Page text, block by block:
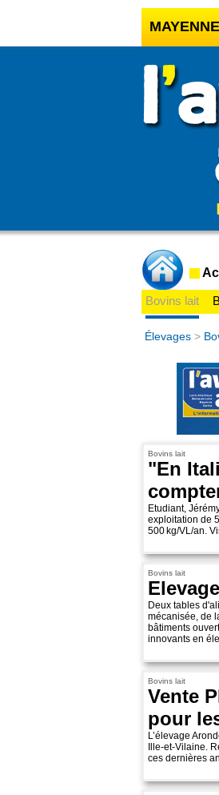
MAYENNE
CASINO
CASINO
CRYPTO
Bovins lait
Élevages >
Bovins lait
"En
Etudiant,
exploitation de
500 kg/VL/an.
Bovins lait
Deux tables
mécanisée, de
bâtiments
innovants en
Bovins lait
Vente
pour
L’élevage
Ille-et-Vilaine.
ces dernières